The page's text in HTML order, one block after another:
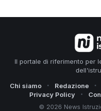
Il portale di riferimento per
Chi siamo
Redazione
Privacy Policy
© 2026 News